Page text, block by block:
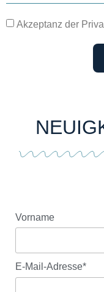
Akzeptanz der
Vorname
E-Mail-Adresse*